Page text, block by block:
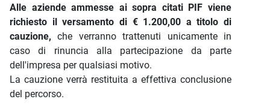
Alle aziende ammesse ai sopra citati PIF viene
richiesto il versamento di € 1.200,00 a titolo di
cauzione, che verranno trattenuti unicamente in
caso di rinuncia alla partecipazione da parte
dell'impresa per qualsiasi motivo.
La cauzione verrà restituita a effettiva conclusione
del percorso.